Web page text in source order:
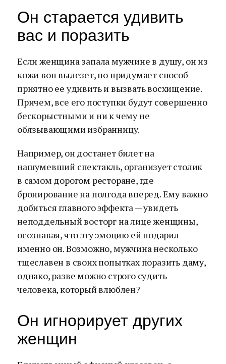
Он старается удивить
вас и поразить
Если женщина запала мужчине в душу, он из
кожи вон вылезет, но придумает способ
приятно ее удивить и вызвать восхищение.
Причем, все его поступки будут совершенно
бескорыстными и ни к чему не
обязывающими избранницу.
Например, он достанет билет на
нашумевший спектакль, организует столик
в самом дорогом ресторане, где
бронирование на полгода вперед. Ему важно
добиться главного эффекта — увидеть
неподдельный восторг на лице женщины,
осознавая, что эту эмоцию ей подарил
именно он. Возможно, мужчина несколько
тщеславен в своих попытках поразить даму,
однако, разве можно строго судить
человека, который влюблен?
Он игнорирует других
женщин